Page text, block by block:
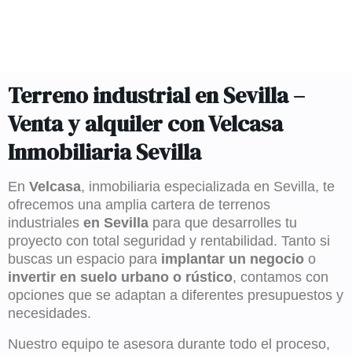
Terreno industrial en Sevilla –
Venta y alquiler con Velcasa
Inmobiliaria Sevilla
En Velcasa, inmobiliaria especializada en Sevilla, te
ofrecemos una amplia cartera de terrenos
industriales en Sevilla para que desarrolles tu
proyecto con total seguridad y rentabilidad. Tanto si
buscas un espacio para implantar un negocio o
invertir en suelo urbano o rústico, contamos con
opciones que se adaptan a diferentes presupuestos y
necesidades.
Nuestro equipo te asesora durante todo el proceso,